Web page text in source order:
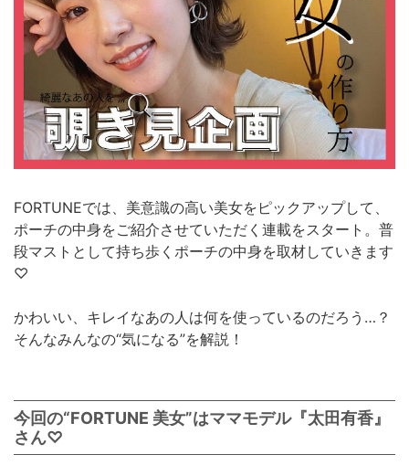
FORTUNEでは、美意識の高い美女をピックアップして、
ポーチの中身をご紹介させていただく連載をスタート。普
段マストとして持ち歩くポーチの中身を取材していきます
♡
かわいい、キレイなあの人は何を使っているのだろう…？
そんなみんなの“気になる”を解説！
今回の“FORTUNE 美女”はママモデル『太田有香』
さん♡